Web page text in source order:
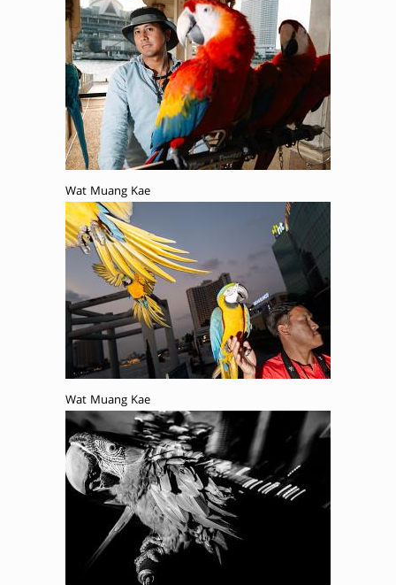
Wat Muang Kae
Wat Muang Kae